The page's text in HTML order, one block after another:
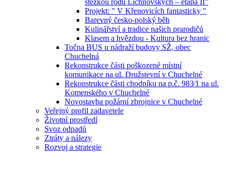
Projekt: " V Křenovicích fantasticky "
Barevný česko-polský běh
Kulinářství a tradice našich prarodičů
Klasem a hvězdou - Kultura bez hranic
Točna BUS u nádraží budovy SŽ, obec
Chuchelná
Rekonstrukce části poškozené místní
komunikace na ul. Družstevní v Chuchelné
Rekonstrukce části chodníku na p.č. 983⁄1 na ul.
Komenského v Chuchelné
Novostavba požární zbrojnice v Chuchelné
Veřejný profil zadavetele
Životní prostředí
Svoz odpadů
Ztráty a nálezy
Rozvoj a strategie